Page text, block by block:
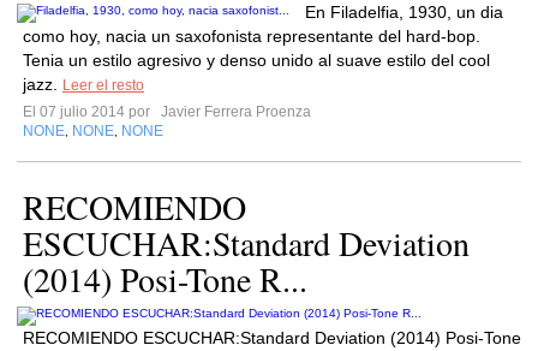
En Filadelfia, 1930, un dia
como hoy, nacia un saxofonista representante del hard-bop.
Tenia un estilo agresivo y denso unido al suave estilo del cool
jazz.
Leer el resto
El 07 julio 2014 por
Javier Ferrera Proenza
NONE NONE NONE
RECOMIENDO
ESCUCHAR:Standard Deviation
(2014) Posi-Tone R...
RECOMIENDO ESCUCHAR:Standard Deviation (2014) Posi-Tone